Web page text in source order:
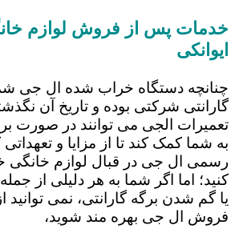
خدمات پس از فروش لوازم
ایوانکی
چنانچه دستگاه خراب شده ال جی
گارانتی شرکتی بوده و تاریخ آن
تعمیرات الجی می توانند در صورت
به شما کمک کند تا از مزایا و تعهداتی
رسمی ال جی در قبال لوازم خانگی
کنید؛ اما اگر شما به هر دلیلی از جمله
یا گم شدن برگه گارانتی، نمی
فروش ال جی بهره مند شوید،